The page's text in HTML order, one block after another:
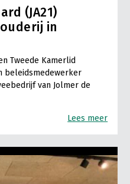
(JA21)
in
Tweede Kamerlid
beleidsmedewerker
van Jolmer de
Lees meer